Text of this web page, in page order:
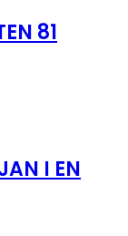
81
I EN